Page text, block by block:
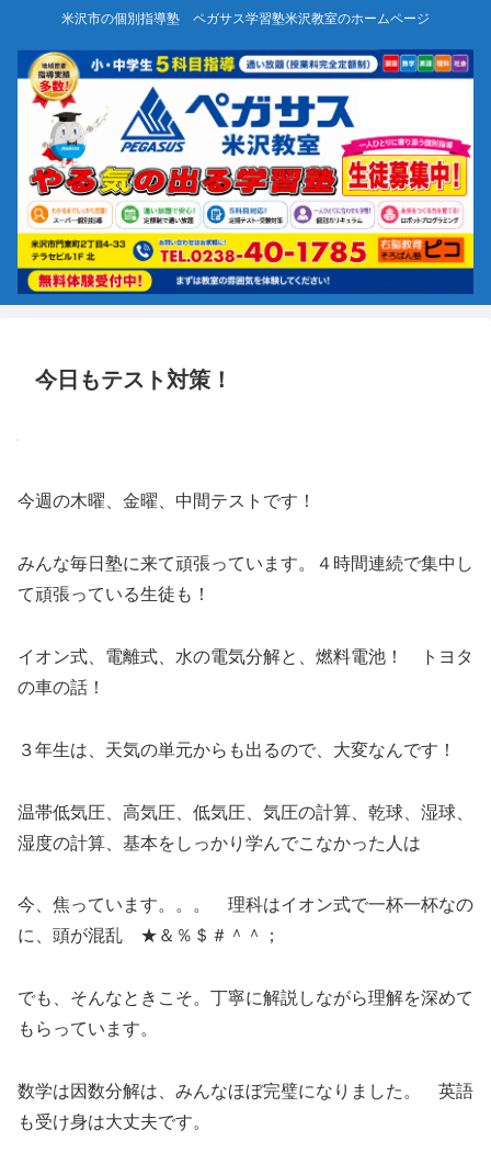
米沢市の個別指導塾 ペガサス学習塾米沢教室のホームページ
今日もテスト対策！
今週の木曜、金曜、中間テストです！
みんな毎日塾に来て頑張っています。４時間連続で集中し
て頑張っている生徒も！
イオン式、電離式、水の電気分解と、燃料電池！ トヨタ
の車の話！
３年生は、天気の単元からも出るので、大変なんです！
温帯低気圧、高気圧、低気圧、気圧の計算、乾球、湿球、
湿度の計算、基本をしっかり学んでこなかった人は
今、焦っています。。。 理科はイオン式で一杯一杯なの
に、頭が混乱 ★＆％＄＃＾＾；
でも、そんなときこそ。丁寧に解説しながら理解を深めて
もらっています。
数学は因数分解は、みんなほぼ完璧になりました。 英語
も受け身は大丈夫です。